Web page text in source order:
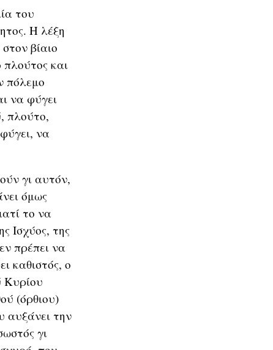
του
Η λέξη
βίαιο
και
πόλεμο
να φύγει
πλούτο,
να
γι αυτόν,
όμως
το να
Ισχύος, της
πρέπει να
καθιστός, ο
Κυρίου
(όρθιου)
αυξάνει την
γι